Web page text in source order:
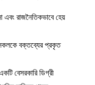
রাজনৈতিকভাবে হেয়
সকলকে বক্তব্যের প্রকৃত
বেসরকারি ডিগ্রী